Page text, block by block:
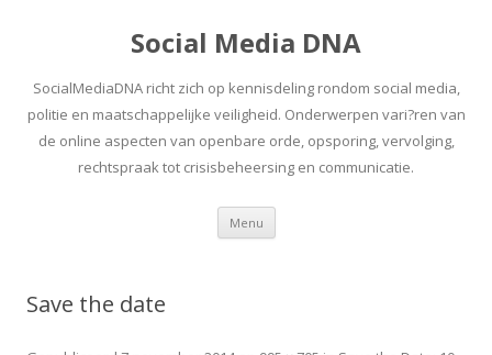
Social Media DNA
SocialMediaDNA richt zich op kennisdeling rondom social media,
politie en maatschappelijke veiligheid. Onderwerpen vari?ren van
de online aspecten van openbare orde, opsporing, vervolging,
rechtspraak tot crisisbeheersing en communicatie.
Menu Spring
inhoud
Save the date